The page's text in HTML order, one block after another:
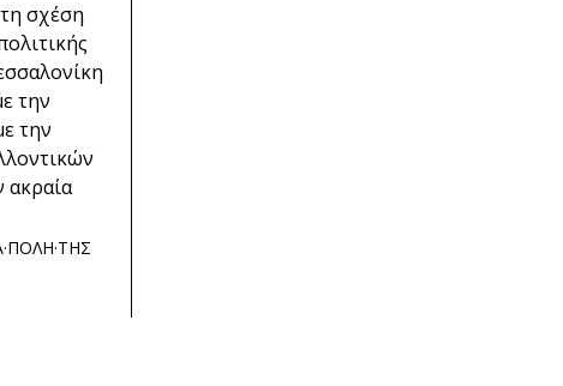
σχέση
την
την
ακραία
·ΠΟΛΗ·ΤΗΣ